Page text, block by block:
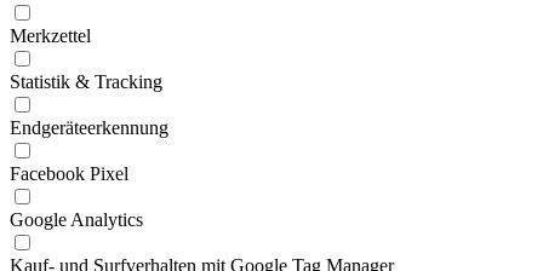
Merkzettel
Statistik & Tracking
Endgeräteerkennung
Facebook Pixel
Google Analytics
Kauf- und Surfverhalten mit Google Tag Manager